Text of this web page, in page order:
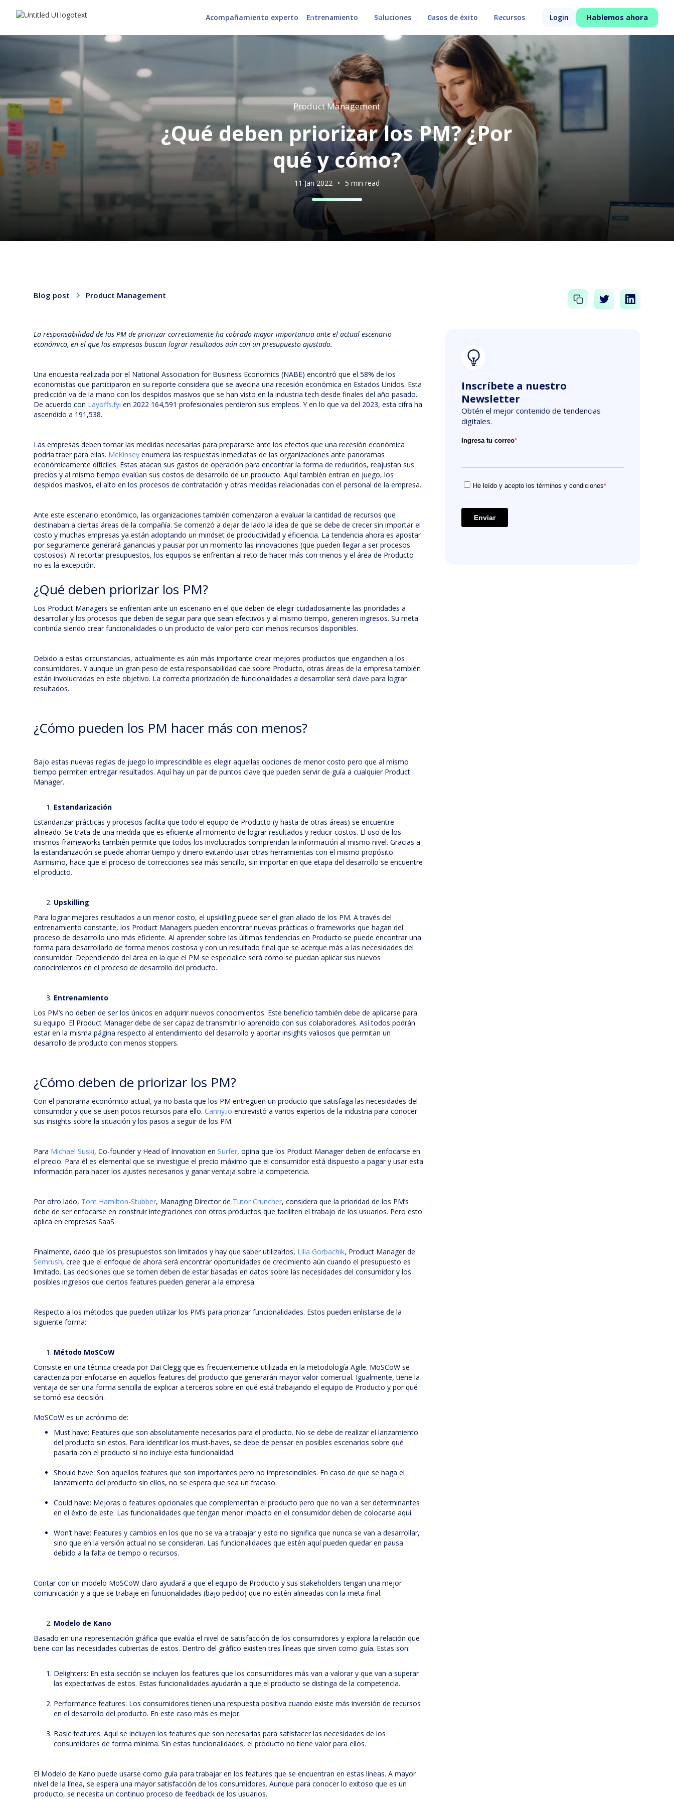
Acompañamiento experto Entrenamiento Soluciones Casos de éxito Recursos Login Hablemos ahora
Product Management
¿Qué deben priorizar los PM? ¿Por
qué y cómo?
11 Jan 2022 • 5 min read
Blog post Product Management
La responsabilidad de los PM de priorizar correctamente ha cobrado mayor importancia ante el actual escenario
económico, en el que las empresas buscan lograr resultados aún con un presupuesto ajustado.
Una encuesta realizada por el National Association for Business Economics (NABE) encontró que el 58% de los
economistas que participaron en su reporte considera que se avecina una recesión económica en Estados Unidos. Esta
predicción va de la mano con los despidos masivos que se han visto en la industria tech desde finales del año pasado.
De acuerdo con Layoffs.fyien 2022 164,591 profesionales perdieron sus empleos. Y en lo que va del 2023, esta cifra ha
ascendido a 191,538.
Las empresas deben tomar las medidas necesarias para prepararse ante los efectos que una recesión económica
podría traer para ellas. McKinsey enumera las respuestas inmediatas de las organizaciones ante panoramas
económicamente difíciles. Estas atacan sus gastos de operación para encontrar la forma de reducirlos, reajustan sus
precios y al mismo tiempo evalúan sus costos de desarrollo de un producto. Aquí también entran en juego, los
despidos masivos, el alto en los procesos de contratación y otras medidas relacionadas con el personal de la empresa.
Ante este escenario económico, las organizaciones también comenzaron a evaluar la cantidad de recursos que
destinaban a ciertas áreas de la compañía. Se comenzó a dejar de lado la idea de que se debe de crecer sin importar el
costo y muchas empresas ya están adoptando un mindset de productividad y eficiencia. La tendencia ahora es apostar
por seguramente generará ganancias y pausar por un momento las innovaciones (que pueden llegar a ser procesos
costosos). Al recortar presupuestos, los equipos se enfrentan al reto de hacer más con menos y el área de Producto
no es la excepción.
¿Qué deben priorizar los PM?
Los Product Managers se enfrentan ante un escenario en el que deben de elegir cuidadosamente las prioridades a
desarrollar y los procesos que deben de seguir para que sean efectivos y al mismo tiempo, generen ingresos. Su meta
continúa siendo crear funcionalidades o un producto de valor pero con menos recursos disponibles.
Debido a estas circunstancias, actualmente es aún más importante crear mejores productos que enganchen a los
consumidores. Y aunque un gran peso de esta responsabilidad cae sobre Producto, otras áreas de la empresa también
están involucradas en este objetivo. La correcta priorización de funcionalidades a desarrollar será clave para lograr
resultados.
¿Cómo pueden los PM hacer más con menos?
Bajo estas nuevas reglas de juego lo imprescindible es elegir aquellas opciones de menor costo pero que al mismo
tiempo permiten entregar resultados. Aquí hay un par de puntos clave que pueden servir de guía a cualquier Product
Manager.
Estandarización
Estandarizar prácticas y procesos facilita que todo el equipo de Producto (y hasta de otras áreas) se encuentre
alineado. Se trata de una medida que es eficiente al momento de lograr resultados y reducir costos. El uso de los
mismos frameworks también permite que todos los involucrados comprendan la información al mismo nivel. Gracias a
la estandarización se puede ahorrar tiempo y dinero evitando usar otras herramientas con el mismo propósito.
Asimismo, hace que el proceso de correcciones sea más sencillo, sin importar en que etapa del desarrollo se encuentre
el producto.
Upskilling
Para lograr mejores resultados a un menor costo, el upskilling puede ser el gran aliado de los PM. A través del
entrenamiento constante, los Product Managers pueden encontrar nuevas prácticas o frameworks que hagan del
proceso de desarrollo uno más eficiente. Al aprender sobre las últimas tendencias en Producto se puede encontrar una
forma para desarrollarlo de forma menos costosa y con un resultado final que se acerque más a las necesidades del
consumidor. Dependiendo del área en la que el PM se especialice será cómo se puedan aplicar sus nuevos
conocimientos en el proceso de desarrollo del producto.
Entrenamiento
Los PM’s no deben de ser los únicos en adquirir nuevos conocimientos. Este beneficio también debe de aplicarse para
su equipo. El Product Manager debe de ser capaz de transmitir lo aprendido con sus colaboradores. Así todos podrán
estar en la misma página respecto al entendimiento del desarrollo y aportar insights valiosos que permitan un
desarrollo de producto con menos stoppers.
¿Cómo deben de priorizar los PM?
Con el panorama económico actual, ya no basta que los PM entreguen un producto que satisfaga las necesidades del
consumidor y que se usen pocos recursos para ello.Canny.io entrevistó a varios expertos de la industria para conocer
sus insights sobre la situación y los pasos a seguir de los PM.
Para Michael Suski, Co-founder y Head of Innovation enSurfer, opina que los Product Manager deben de enfocarse en
el precio. Para él es elemental que se investigue el precio máximo que el consumidor está dispuesto a pagar y usar esta
información para hacer los ajustes necesarios y ganar ventaja sobre la competencia.
Por otro lado, Tom Hamilton-Stubber, Managing Director de Tutor Cruncher, considera que la prioridad de los PM’s
debe de ser enfocarse en construir integraciones con otros productos que faciliten el trabajo de los usuarios. Pero esto
aplica en empresas SaaS.
Finalmente, dado que los presupuestos son limitados y hay que saber utilizarlos, Lilia Gorbachik, Product Manager de
Semrush, cree que el enfoque de ahora será encontrar oportunidades de crecimiento aún cuando el presupuesto es
limitado. Las decisiones que se tomen deben de estar basadas en datos sobre las necesidades del consumidor y los
posibles ingresos que ciertos features pueden generar a la empresa.
Respecto a los métodos que pueden utilizar los PM’s para priorizar funcionalidades. Estos pueden enlistarse de la
siguiente forma:
Método MoSCoW
Consiste en una técnica creada por Dai Clegg que es frecuentemente utilizada en la metodología Agile. MoSCoW se
caracteriza por enfocarse en aquellos features del producto que generarán mayor valor comercial. Igualmente, tiene la
ventaja de ser una forma sencilla de explicar a terceros sobre en qué está trabajando el equipo de Producto y por qué
se tomó esa decisión.
MoSCoW es un acrónimo de:
Must have: Features que son absolutamente necesarios para el producto. No se debe de realizar el lanzamiento
del producto sin estos. Para identificar los must-haves, se debe de pensar en posibles escenarios sobre qué
pasaría con el producto si no incluye esta funcionalidad.
Should have: Son aquellos features que son importantes pero no imprescindibles. En caso de que se haga el
lanzamiento del producto sin ellos, no se espera que sea un fracaso.
Could have: Mejoras o features opcionales que complementan el producto pero que no van a ser determinantes
en el éxito de este. Las funcionalidades que tengan menor impacto en el consumidor deben de colocarse aquí.
Won’t have: Features y cambios en los que no se va a trabajar y esto no significa que nunca se van a desarrollar,
sino que en la versión actual no se consideran. Las funcionalidades que estén aquí pueden quedar en pausa
debido a la falta de tiempo o recursos.
Contar con un modelo MoSCoW claro ayudará a que el equipo de Producto y sus stakeholders tengan una mejor
comunicación y a que se trabaje en funcionalidades (bajo pedido) que no estén alineadas con la meta final.
Modelo de Kano
Basado en una representación gráfica que evalúa el nivel de satisfacción de los consumidores y explora la relación que
tiene con las necesidades cubiertas de estos. Dentro del gráfico existen tres líneas que sirven como guía. Estas son:
Delighters: En esta sección se incluyen los features que los consumidores más van a valorar y que van a superar
las expectativas de estos. Estas funcionalidades ayudarán a que el producto se distinga de la competencia.
Performance features: Los consumidores tienen una respuesta positiva cuando existe más inversión de recursos
en el desarrollo del producto. En este caso más es mejor.
Basic features: Aquí se incluyen los features que son necesarias para satisfacer las necesidades de los
consumidores de forma mínima. Sin estas funcionalidades, el producto no tiene valor para ellos.
El Modelo de Kano puede usarse como guía para trabajar en los features que se encuentran en estas líneas. A mayor
nivel de la línea, se espera una mayor satisfacción de los consumidores. Aunque para conocer lo exitoso que es un
producto, se necesita un continuo proceso de feedback de los usuarios.
Inscríbete a nuestro
Newsletter
Obtén el mejor contenido de tendencias
digitales.